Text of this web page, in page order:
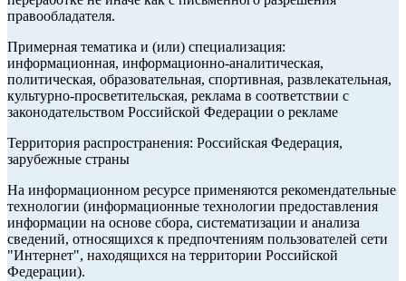
правообладателя.
Примерная тематика и (или) специализация:
информационная, информационно-аналитическая,
политическая, образовательная, спортивная, развлекательная,
культурно-просветительская, реклама в соответствии с
законодательством Российской Федерации о рекламе
Территория распространения: Российская Федерация,
зарубежные страны
На информационном ресурсе применяются рекомендательные
технологии (информационные технологии предоставления
информации на основе сбора, систематизации и анализа
сведений, относящихся к предпочтениям пользователей сети
"Интернет", находящихся на территории Российской
Федерации).